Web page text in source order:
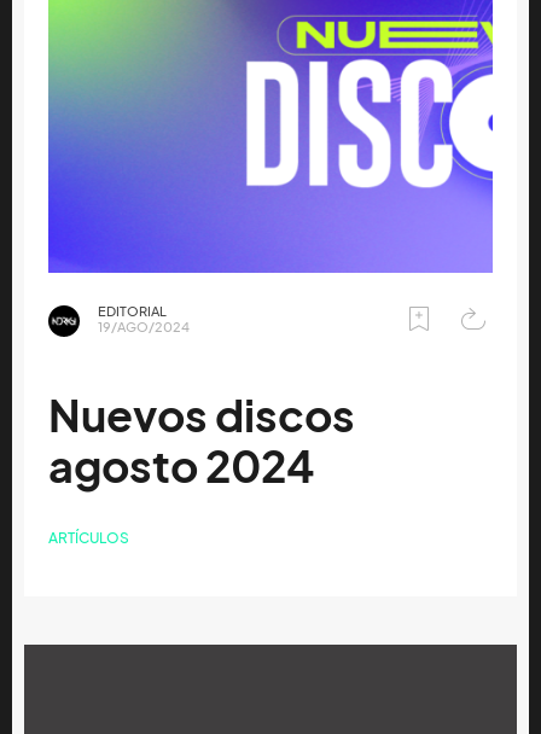
EDITORIAL
19/AGO/2024
Nuevos discos
agosto 2024
ARTÍCULOS